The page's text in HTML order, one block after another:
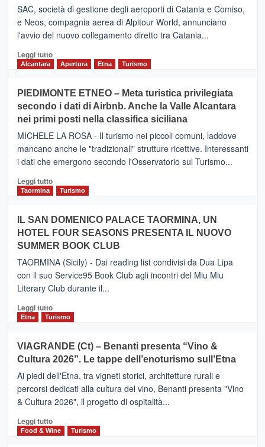
SAC, società di gestione degli aeroporti di Catania e Comiso,
e Neos, compagnia aerea di Alpitour World, annunciano
l'avvio del nuovo collegamento diretto tra Catania...
Leggi tuttoLeggi
CATANIA
–
Inaugurato
il
nuovo
collegamento
tra
e
Zanzibar
da
Neos
Alcantara Apertura Etna Turismo
PIEDIMONTE ETNEO – Meta turistica privilegiata
secondo i dati di Airbnb. Anche la Valle Alcantara
nei primi posti nella classifica siciliana
MICHELE LA ROSA - Il turismo nei piccoli comuni, laddove
mancano anche le "tradizionali" strutture ricettive. Interessanti
i dati che emergono secondo l'Osservatorio sul Turismo...
Leggi tuttoLeggi
PIEDIMONTE
ETNEO
–
Meta
turistica
privilegiata
secondo
dati
di
Anche
la
Alcantara
nei
primi
nella
classifica
Taormina Turismo
IL SAN DOMENICO PALACE TAORMINA, UN
HOTEL FOUR SEASONS PRESENTA IL NUOVO
SUMMER BOOK CLUB
TAORMINA (Sicily) - Dai reading list condivisi da Dua Lipa
con il suo Service95 Book Club agli incontri del Miu Miu
Literary Club durante il...
Leggi tuttoLeggi
di
IL
SAN
DOMENICO
PALACE
TAORMINA,
UN
HOTEL
FOUR
Etna Turismo
VIAGRANDE (Ct) – Benanti presenta “Vino &
Cultura 2026”. Le tappe dell’enoturismo sull’Etna
Ai piedi dell'Etna, tra vigneti storici, architetture rurali e
percorsi dedicati alla cultura del vino, Benanti presenta "Vino
& Cultura 2026", il progetto di ospitalità...
Leggi tuttoLeggi
di
Food & Wine Turismo